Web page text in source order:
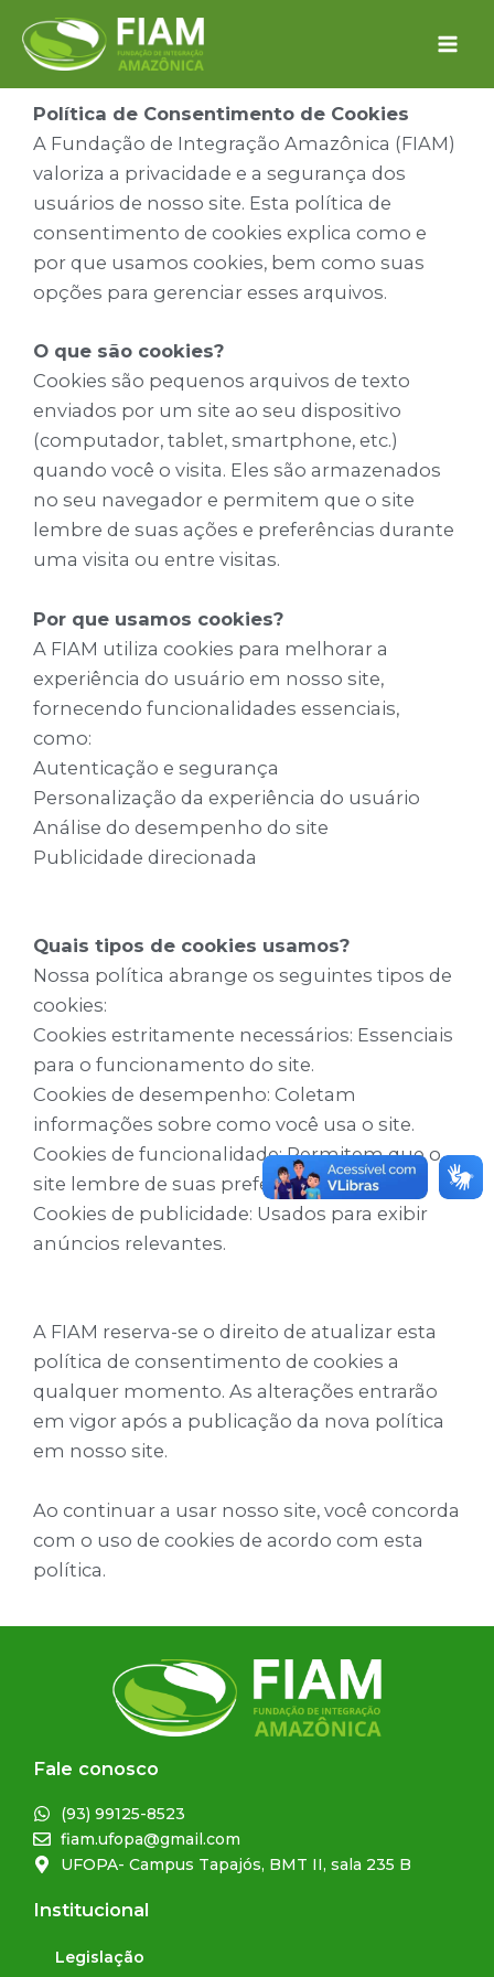
para
conteúdo
Política de Consentimento de Cookies
A Fundação de Integração Amazônica (FIAM)
valoriza a privacidade e a segurança dos
usuários de nosso site. Esta política de
consentimento de cookies explica como e
por que usamos cookies, bem como suas
opções para gerenciar esses arquivos.
O que são cookies?
Cookies são pequenos arquivos de texto
enviados por um site ao seu dispositivo
(computador, tablet, smartphone, etc.)
quando você o visita. Eles são armazenados
no seu navegador e permitem que o site
lembre de suas ações e preferências durante
uma visita ou entre visitas.
Por que usamos cookies?
A FIAM utiliza cookies para melhorar a
experiência do usuário em nosso site,
fornecendo funcionalidades essenciais,
como:
Autenticação e segurança
Personalização da experiência do usuário
Análise do desempenho do site
Publicidade direcionada
Quais tipos de cookies usamos?
Nossa política abrange os seguintes tipos de
cookies:
Cookies estritamente necessários: Essenciais
para o funcionamento do site.
Cookies de desempenho: Coletam
informações sobre como você usa o site.
Cookies de funcionalidade: Permitem que o
site lembre de suas preferências.
Cookies de publicidade: Usados para exibir
anúncios relevantes.
A FIAM reserva-se o direito de atualizar esta
política de consentimento de cookies a
qualquer momento. As alterações entrarão
em vigor após a publicação da nova política
em nosso site.
Ao continuar a usar nosso site, você concorda
com o uso de cookies de acordo com esta
política.
Fale conosco
(93) 99125-8523
fiam.ufopa@gmail.com
UFOPA- Campus Tapajós, BMT II, sala 235 B
Institucional
Legislação